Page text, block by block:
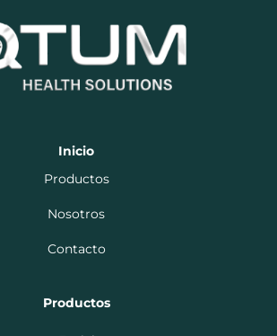
Inicio
Productos
Nosotros
Contacto
Productos